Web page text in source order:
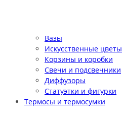
Вазы
Искусственные цветы
Корзины и коробки
Свечи и подсвечники
Диффузоры
Статуэтки и фигурки
Термосы и термосумки